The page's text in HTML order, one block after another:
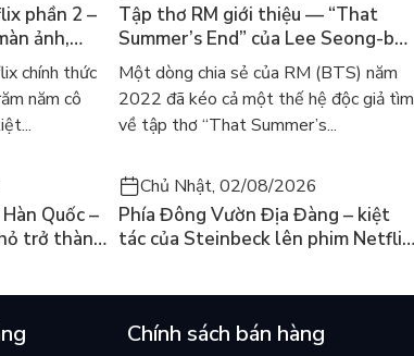
phần 2 –
ảnh,
chính thức
năm cô
Tập thơ RM giới thiệu — “That
Summer’s End” của Lee Seong-bok
ra mắt bản tiếng Anh sau 4 năm
gây sốt
Một dòng chia sẻ của RM (BTS) năm
2022 đã kéo cả một thế hệ độc giả tìm
về tập thơ “That Summer’s...
Quốc –
trở thành
Chủ Nhật, 02/08/2026
Phía Đông Vườn Địa Đàng – kiệt
tác của Steinbeck lên phim Netflix
Chính sách bán hàng